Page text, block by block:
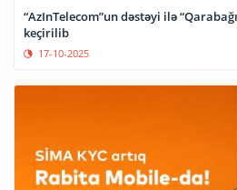
“AzInTelecom”un dəstəyi ilə
keçirilib
17-10-2025